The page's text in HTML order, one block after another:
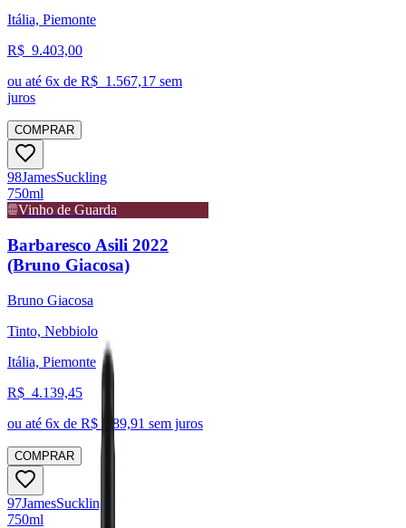
Itália, Piemonte
R$ 9.403,00
ou até 6x de R$ 1.567,17 sem
juros
COMPRAR
98JamesSuckling
750ml
Vinho de Guarda
Barbaresco Asili 2022
(Bruno Giacosa)
Bruno Giacosa
Tinto, Nebbiolo
Itália, Piemonte
R$ 4.139,45
ou até 6x de R$ 689,91 sem juros
COMPRAR
97JamesSuckling
750ml